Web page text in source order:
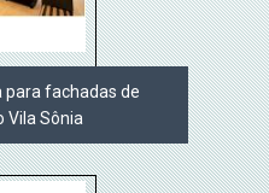
fachadas de
Vila Sônia